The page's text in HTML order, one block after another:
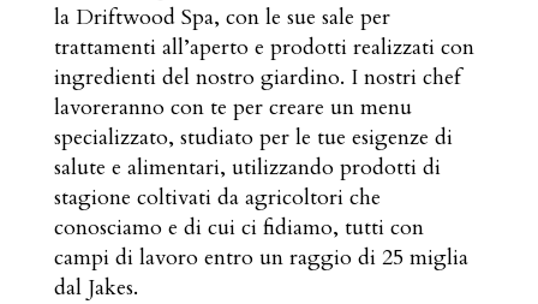
la Driftwood Spa, con le sue sale per
trattamenti all’aperto e prodotti realizzati con
ingredienti del nostro giardino. I nostri chef
lavoreranno con te per creare un menu
specializzato, studiato per le tue esigenze di
salute e alimentari, utilizzando prodotti di
stagione coltivati da agricoltori che
conosciamo e di cui ci fidiamo, tutti con
campi di lavoro entro un raggio di 25 miglia
dal Jakes.